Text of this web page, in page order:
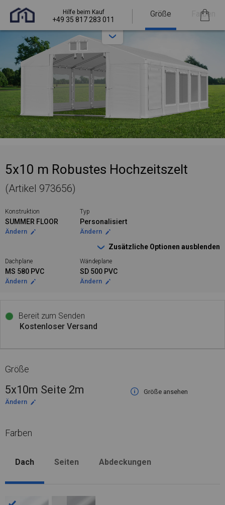
Hilfe beim Kauf
+49 35 817 283 011
Größe Farben
5x10 m Robustes Hochzeitszelt
(Artikel 973656)
Konstruktion
SUMMER FLOOR
Ändern
Typ
Personalisiert
Ändern
Zusätzliche Optionen ausblenden
Dachplane
MS 580 PVC
Ändern
Wändeplane
SD 500 PVC
Ändern
Bereit zum Senden
Kostenloser Versand
Größe
5x10m Seite 2m
Größe ansehen
Ändern
Farben
Dach Seiten Abdeckungen